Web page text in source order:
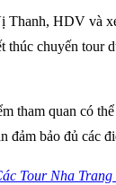
Thanh, HDV và
thúc chuyến tour
tham quan có
đảm bảo đủ các
Tour Nha